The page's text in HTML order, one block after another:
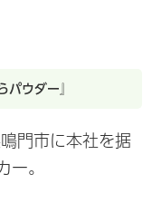
パウダー』
門市に本社を据
ー。